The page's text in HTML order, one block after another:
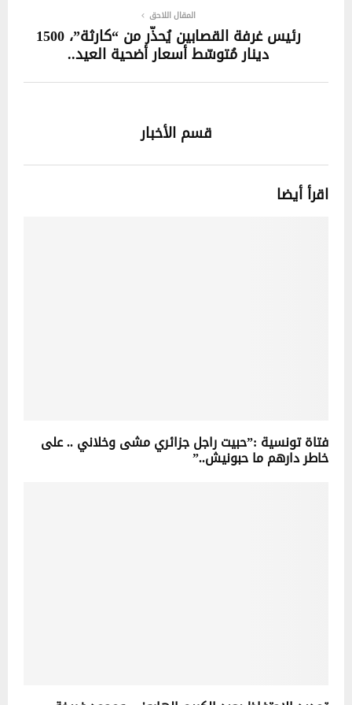
المقال اللاحق
رئيس غرفة القصابين يُحذّر من “كارثة”، 1500
دينار مُتوسّط أسعار أضحية العيد..
قسم الأخبار
اقرأ أيضا
فتاة تونسية :”حبيت راجل جزائري مشى وخلاني .. على
خاطر دارهم ما حبونيش..”